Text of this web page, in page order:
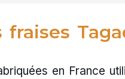
fraises
en France